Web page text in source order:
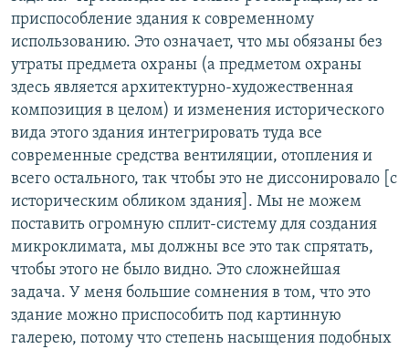
приспособление здания к современному
использованию. Это означает, что мы обязаны без
утраты предмета охраны (а предметом охраны
здесь является архитектурно-художественная
композиция в целом) и изменения исторического
вида этого здания интегрировать туда все
современные средства вентиляции, отопления и
всего остального, так чтобы это не диссонировало [с
историческим обликом здания]. Мы не можем
поставить огромную сплит-систему для создания
микроклимата, мы должны все это так спрятать,
чтобы этого не было видно. Это сложнейшая
задача. У меня большие сомнения в том, что это
здание можно приспособить под картинную
галерею, потому что степень насыщения подобных